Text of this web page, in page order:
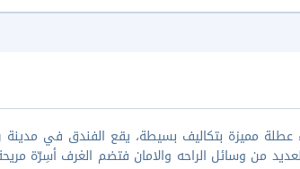
مميزة بتكاليف بسيطة، يقع الفندق في مدينة
من وسائل الراحه والامان فتضم الغرف أسِرّة